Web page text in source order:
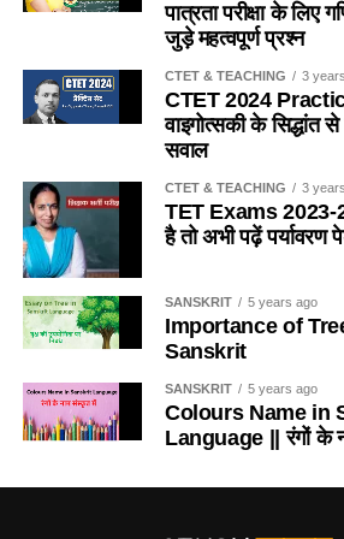
(b) चिंटी
(c) दीमक
(d) मकड़ी
Q.5 कुत्ता मछली का आवास है
(a) नदी
(b) तालाव
(c) झील
(d) समुद्र
Ans-d
2. यदि किसी विद्यालय में 151 विद्यार्थी है, तो
अध्यापकों की संख्या कितनी होगी ?/If there
a school, then what will be the
including the headmaster?
(a) 4
(b) 5
(c) 6
(d) 7
Ans- c
3. RTE 2009 की किस धारा में प्राथमिक
करने पर बल दिया गया है?/ In which
पात्रता परीक्षा के लिए
जुड़े महत्वपूर्ण प्रश्न
CTET & TEACHING 3
CTET 2024
वाइगोत्सकी के सिद्धांत
सवाल
CTET & TEACHING 3
TET Exams 2023-
है तो अभी पढ़ें पर्यावरण
SANSKRIT 5 years ago
Importance of
Sanskrit
SANSKRIT 5 years ago
Colours Name in
Language || रंगों के